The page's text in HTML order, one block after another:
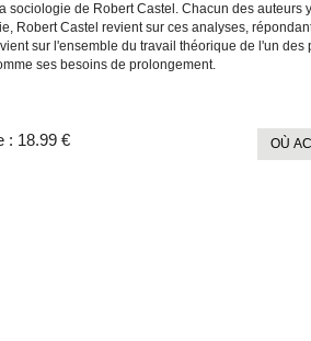
de Robert Castel. Chacun des auteurs
Robert Castel revient sur ces analyses,
sur l'ensemble du travail théorique de l'un des
ses besoins de prolongement.
: 18.99 € OÙ